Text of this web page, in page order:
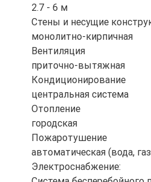
2.7 - 6 м
Стены и несущие
монолитно-кирпичная
Вентиляция
приточно-вытяжная
Кондиционирование
центральная система
Отопление
городская
Пожаротушение
автоматическая (вода,
Электроснабжение: